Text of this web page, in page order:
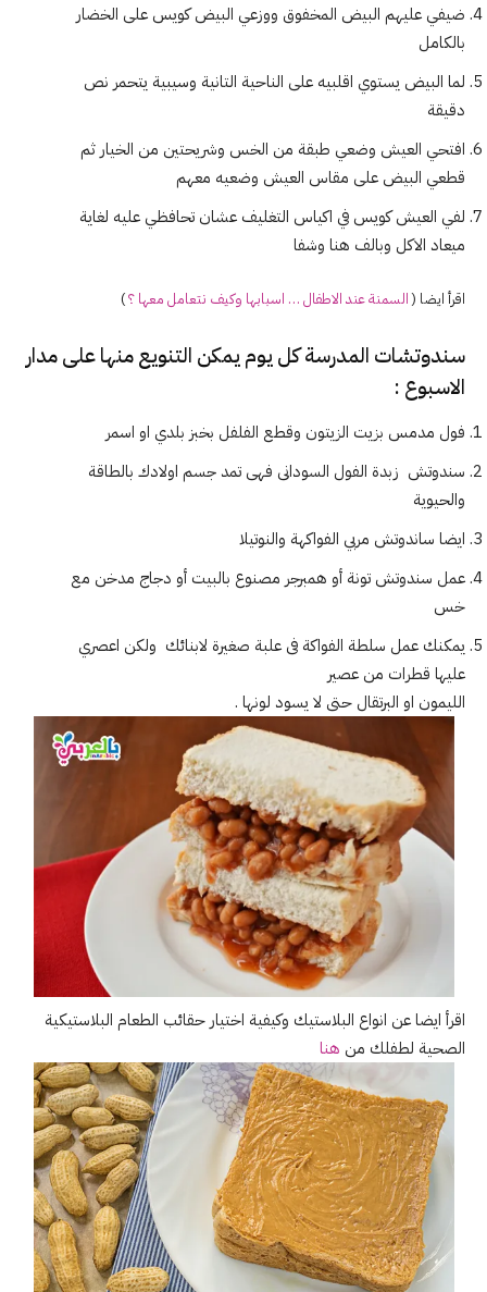
ضيفي عليهم البيض المخفوق ووزعي البيض كويس على الخضار
بالكامل
لما البيض يستوي اقلبيه على الناحية التانية وسيبية يتحمر نص
دقيقة
افتحي العيش وضعي طبقة من الخس وشريحتين من الخيار ثم
قطعي البيض على مقاس العيش وضعيه معهم
لفي العيش كويس في اكياس التغليف عشان تحافظي عليه لغاية
ميعاد الاكل وبالف هنا وشفا
اقرأ ايضا (السمنة عند الاطفال … اسبابها وكيف نتعامل معها ؟)
سندوتشات المدرسة كل يوم يمكن التنويع منها على مدار
الاسبوع :
فول مدمس بزيت الزيتون وقطع الفلفل بخبز بلدي او اسمر
سندوتش زبدة الفول السودانى فهى تمد جسم اولادك بالطاقة
والحيوية
ايضا ساندوتش مربي الفواكهة والنوتيلا
عمل سندوتش تونة أو همبرجر مصنوع بالبيت أو دجاج مدخن مع
خس
يمكنك عمل سلطة الفواكة فى علبة صغيرة لابنائك ولكن اعصري
عليها قطرات من عصير
الليمون او البرتقال حتى لا يسود لونها .
اقرأ ايضا عن انواع البلاستيك وكيفية اختيار حقائب الطعام البلاستيكية
الصحية لطفلك من هنا